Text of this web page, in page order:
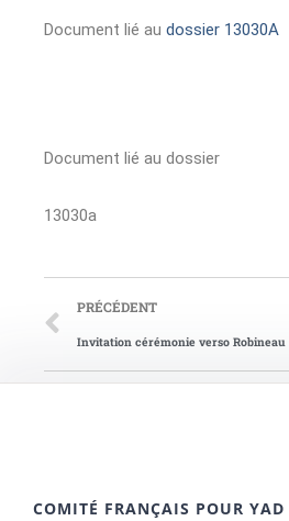
Document lié au dossier 13030A
Document lié au dossier
13030a
PRÉCÉDENT
Invitation cérémonie verso Robineau
COMITÉ FRANÇAIS POUR